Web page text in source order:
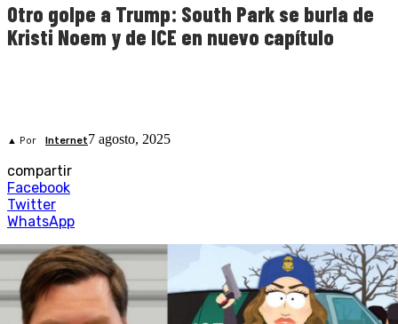
Otro golpe a Trump: South Park se burla de
Kristi Noem y de ICE en nuevo capítulo
▲ Por Internet7 agosto, 2025
compartir
Facebook
Twitter
WhatsApp